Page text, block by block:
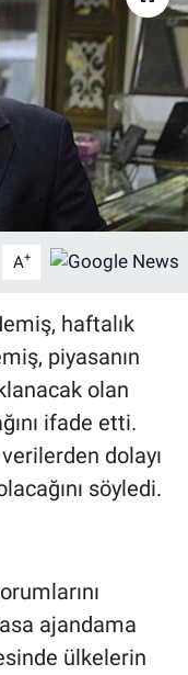
A+
haftalık
piyasanın
olan
ifade etti.
dolayı
söyledi.
ajandama
ülkelerin